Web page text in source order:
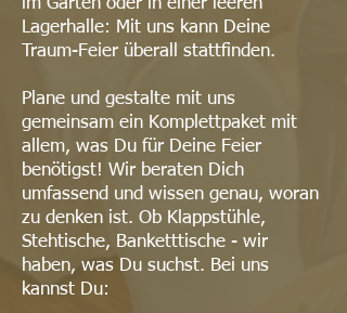
im Garten oder in einer leeren
Lagerhalle: Mit uns kann Deine
Traum-Feier überall stattfinden.
Plane und gestalte mit uns
gemeinsam ein Komplettpaket mit
allem, was Du für Deine Feier
benötigst! Wir beraten Dich
umfassend und wissen genau, woran
zu denken ist. Ob Klappstühle,
Stehtische, Banketttische - wir
haben, was Du suchst. Bei uns
kannst Du: